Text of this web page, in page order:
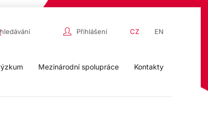
Přihlášení CZ EN
Mezinárodní spolupráce Kontakty